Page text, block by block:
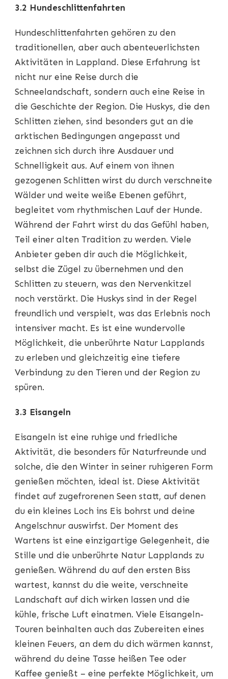
3.2 Hundeschlittenfahrten
Hundeschlittenfahrten gehören zu den
traditionellen, aber auch abenteuerlichsten
Aktivitäten in Lappland. Diese Erfahrung ist
nicht nur eine Reise durch die
Schneelandschaft, sondern auch eine Reise in
die Geschichte der Region. Die Huskys, die den
Schlitten ziehen, sind besonders gut an die
arktischen Bedingungen angepasst und
zeichnen sich durch ihre Ausdauer und
Schnelligkeit aus. Auf einem von ihnen
gezogenen Schlitten wirst du durch verschneite
Wälder und weite weiße Ebenen geführt,
begleitet vom rhythmischen Lauf der Hunde.
Während der Fahrt wirst du das Gefühl haben,
Teil einer alten Tradition zu werden. Viele
Anbieter geben dir auch die Möglichkeit,
selbst die Zügel zu übernehmen und den
Schlitten zu steuern, was den Nervenkitzel
noch verstärkt. Die Huskys sind in der Regel
freundlich und verspielt, was das Erlebnis noch
intensiver macht. Es ist eine wundervolle
Möglichkeit, die unberührte Natur Lapplands
zu erleben und gleichzeitig eine tiefere
Verbindung zu den Tieren und der Region zu
spüren.
3.3 Eisangeln
Eisangeln ist eine ruhige und friedliche
Aktivität, die besonders für Naturfreunde und
solche, die den Winter in seiner ruhigeren Form
genießen möchten, ideal ist. Diese Aktivität
findet auf zugefrorenen Seen statt, auf denen
du ein kleines Loch ins Eis bohrst und deine
Angelschnur auswirfst. Der Moment des
Wartens ist eine einzigartige Gelegenheit, die
Stille und die unberührte Natur Lapplands zu
genießen. Während du auf den ersten Biss
wartest, kannst du die weite, verschneite
Landschaft auf dich wirken lassen und die
kühle, frische Luft einatmen. Viele Eisangeln-
Touren beinhalten auch das Zubereiten eines
kleinen Feuers, an dem du dich wärmen kannst,
während du deine Tasse heißen Tee oder
Kaffee genießt – eine perfekte Möglichkeit, um